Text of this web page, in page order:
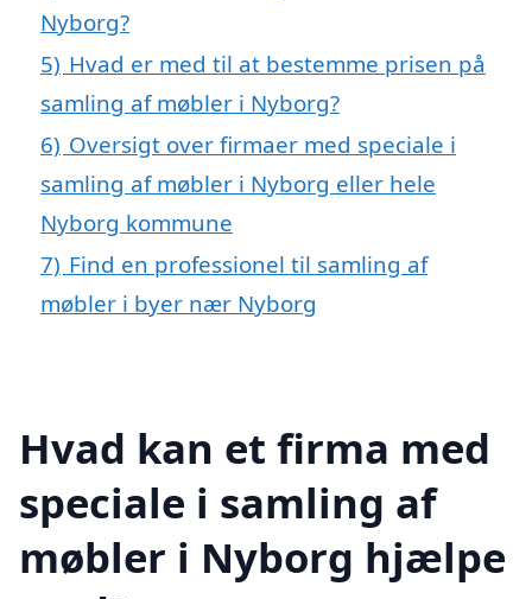
Nyborg?
5) Hvad er med til at bestemme prisen på
samling af møbler i Nyborg?
6) Oversigt over firmaer med speciale i
samling af møbler i Nyborg eller hele
Nyborg kommune
7) Find en professionel til samling af
møbler i byer nær Nyborg
Hvad kan et firma med
speciale i samling af
møbler i Nyborg hjælpe